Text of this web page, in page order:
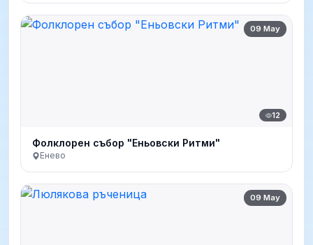
09 May
12
Фолклорен събор "Еньовски Ритми"
Енево
09 May